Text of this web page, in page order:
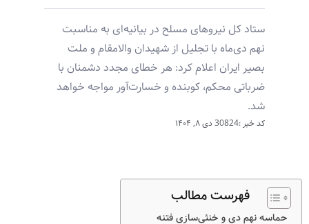
ستاد کل نیروهای مسلح در بیانیه‌ای به مناسبت
نهم دی‌ماه با تجلیل از شهیدان والامقام و ملت
بصیر ایران اعلام کرد: هر خطای مجدد دشمنان با
ضرباتی محکم، کوبنده و خسارت‌آور مواجه خواهد
شد.
کد خبر :30824 دی ۸, ۱۴۰۴
فهرست مطالب
حماسه نهم دی و خنثی‌سازی فتنه